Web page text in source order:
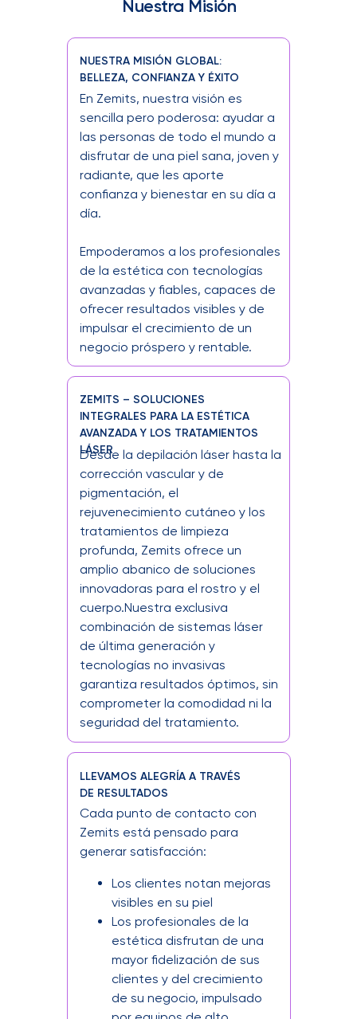
Nuestra Misión
Cada punto de contacto con
Zemits está pensado para
generar satisfacción:
Los clientes notan mejoras
visibles en su piel
Los profesionales de la
estética disfrutan de una
mayor fidelización de sus
clientes y del crecimiento
de su negocio, impulsado
LLEVAMOS ALEGRÍA A TRAVÉS
DE RESULTADOS
Desde la depilación láser hasta la
corrección vascular y de
pigmentación, el
rejuvenecimiento cutáneo y los
tratamientos de limpieza
profunda, Zemits ofrece un
amplio abanico de soluciones
innovadoras para el rostro y el
cuerpo.Nuestra exclusiva
combinación de sistemas láser
de última generación y
tecnologías no invasivas
garantiza resultados óptimos, sin
comprometer la comodidad ni la
seguridad del tratamiento.
ZEMITS – SOLUCIONES
INTEGRALES PARA LA ESTÉTICA
AVANZADA Y LOS TRATAMIENTOS
LÁSER
En Zemits, nuestra visión es
sencilla pero poderosa: ayudar a
las personas de todo el mundo a
disfrutar de una piel sana, joven y
radiante, que les aporte
confianza y bienestar en su día a
día.
Empoderamos a los profesionales
de la estética con tecnologías
avanzadas y fiables, capaces de
ofrecer resultados visibles y de
impulsar el crecimiento de un
negocio próspero y rentable.
NUESTRA MISIÓN GLOBAL:
BELLEZA, CONFIANZA Y ÉXITO
Los tratamientos Zemits están diseñados para
todas aquellas personas que desean mejorar
sin importar la edad, el género o el tipo de
piel. Tanto si se trata de clientes que prueban
por primera vez un tratamiento como de
profesionales o amantes experimentados de
la belleza, Zemits ofrece soluciones potentes
y efectivas para todos.
Ya sea para tratar el acné, la pigmentación,
simplemente para mantener una piel radiante
y equilibrada, las tecnologías Zemits ofrecen
un cuidado personalizado que garantiza
resultados visibles y duraderos.
Nuestros sistemas avanzados, pero delicados
con la piel, son adecuados para todo tipo de
pieles y necesidades. Cada tratamiento
puede personalizarse según las
convierte en la opción ideal tanto para
correcciones específicas como para el
mantenimiento a largo plazo de una piel
resultados. Zemits no solo trata las
preocupaciones de la piel, sino que también
ayuda a las personas a sentirse más seguras
¿Para quién están diseñados
los tratamientos Zemits?